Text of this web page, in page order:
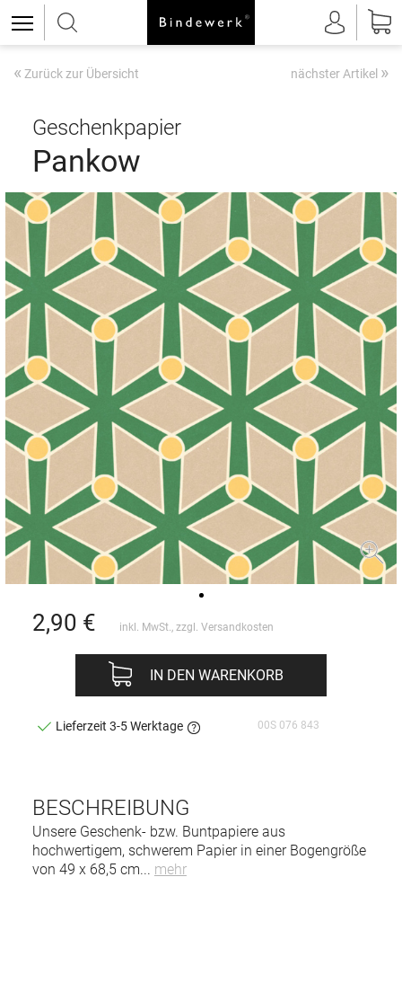
« Zurück zur Übersicht nächster Artikel »
Geschenkpapier
Pankow
BESCHREIBUNG
Unsere Geschenk- bzw. Buntpapiere aus
hochwertigem, schwerem Papier in einer Bogengröße
von 49 x 68,5 cm... mehr
2,90 € inkl. MwSt., zzgl. Versandkosten
IN DEN WARENKORB
Lieferzeit 3-5 Werktage 00S 076 843